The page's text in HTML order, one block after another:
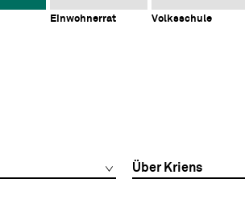
Einwohnerrat Volksschule
Über Kriens